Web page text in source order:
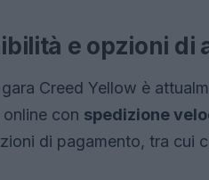
e opzioni di
Creed Yellow è
con spedizione
di pagamento, tra cui